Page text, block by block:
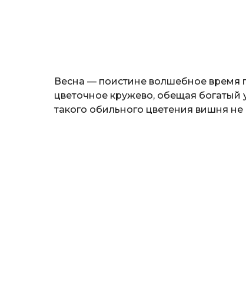
Весна — поистине волшебное время
цветочное кружево, обещая
такого обильного цветения вишня